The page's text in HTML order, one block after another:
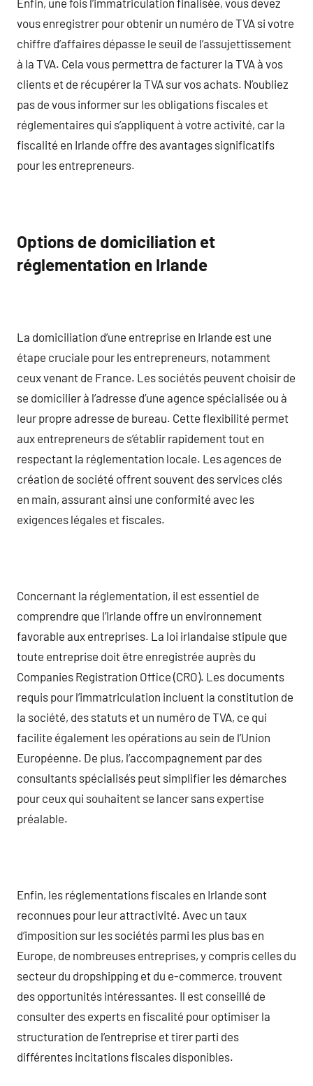
vous enregistrer pour obtenir un numéro de TVA si votre
chiffre d’affaires dépasse le seuil de l’assujettissement
à la TVA. Cela vous permettra de facturer la TVA à vos
clients et de récupérer la TVA sur vos achats. N’oubliez
pas de vous informer sur les obligations fiscales et
réglementaires qui s’appliquent à votre activité, car la
fiscalité en Irlande offre des avantages significatifs
pour les entrepreneurs.
Options de domiciliation et
réglementation en Irlande
La domiciliation d’une entreprise en Irlande est une
étape cruciale pour les entrepreneurs, notamment
ceux venant de France. Les sociétés peuvent choisir de
se domicilier à l’adresse d’une agence spécialisée ou à
leur propre adresse de bureau. Cette flexibilité permet
aux entrepreneurs de s’établir rapidement tout en
respectant la réglementation locale. Les agences de
création de société offrent souvent des services clés
en main, assurant ainsi une conformité avec les
exigences légales et fiscales.
Concernant la réglementation, il est essentiel de
comprendre que l’Irlande offre un environnement
favorable aux entreprises. La loi irlandaise stipule que
toute entreprise doit être enregistrée auprès du
Companies Registration Office (CRO). Les documents
requis pour l’immatriculation incluent la constitution de
la société, des statuts et un numéro de TVA, ce qui
facilite également les opérations au sein de l’Union
Européenne. De plus, l’accompagnement par des
consultants spécialisés peut simplifier les démarches
pour ceux qui souhaitent se lancer sans expertise
préalable.
Enfin, les réglementations fiscales en Irlande sont
reconnues pour leur attractivité. Avec un taux
d’imposition sur les sociétés parmi les plus bas en
Europe, de nombreuses entreprises, y compris celles du
secteur du dropshipping et du e-commerce, trouvent
des opportunités intéressantes. Il est conseillé de
consulter des experts en fiscalité pour optimiser la
structuration de l’entreprise et tirer parti des
différentes incitations fiscales disponibles.